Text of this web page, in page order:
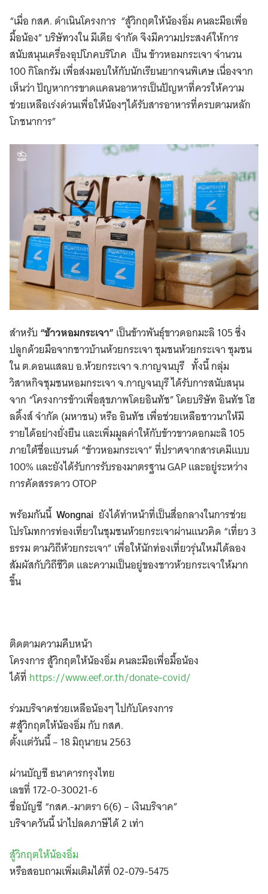
“เมื่อ กสศ. ดำเนินโครงการ “สู้วิกฤตให้น้องอิ่ม คนละมือเพื่อ
มื้อน้อง” บริษัทวงใน มีเดีย จำกัด จึงมีความประสงค์ให้การ
สนับสนุนเครื่องอุปโภคบริโภค เป็น ข้าวหอมกระเจา จำนวน
100 กิโลกรัม เพื่อส่งมอบให้กับนักเรียนยากจนพิเศษ เนื่องจาก
เห็นว่า ปัญหาการขาดแคลนอาหารเป็นปัญหาที่ควรให้ความ
ช่วยเหลือเร่งด่วนเพื่อให้น้องๆได้รับสารอาหารที่ครบตามหลัก
โภชนาการ”
สำหรับ “ข้าวหอมกระเจา” เป็นข้าวพันธุ์ขาวดอกมะลิ 105 ซึ่ง
ปลูกด้วยมือจากชาวบ้านห้วยกระเจา ชุมชนห้วยกระเจา ชุมชน
ใน ต.ดอนแสลบ อ.ห้วยกระเจา จ.กาญจนบุรี ทั้งนี้ กลุ่ม
วิสาหกิจชุมชนหอมกระเจา จ.กาญจนบุรี ได้รับการสนับสนุน
จาก “โครงการข้าวเพื่อสุขภาพโดยอินทัช” โดยบริษัท อินทัช โฮ
ลดิ้งส์ จำกัด (มหาชน) หรือ อินทัช เพื่อช่วยเหลือชาวนาให้มี
รายได้อย่างยั่งยืน และเพิ่มมูลค่าให้กับข้าวขาวดอกมะลิ 105
ภายใต้ชื่อแบรนด์ “ข้าวหอมกระเจา” ที่ปราศจากสารเคมีแบบ
100% และยังได้รับการรับรองมาตรฐาน GAP และอยู่ระหว่าง
การคัดสรรดาว OTOP
พร้อมกันนี้ Wongnai ยังได้ทำหน้าที่เป็นสื่อกลางในการช่วย
โปรโมทการท่องเที่ยวในชุมชนห้วยกระเจาผ่านแนวคิด “เที่ยว 3
ธรรม ตามวิถีห้วยกระเจา” เพื่อให้นักท่องเที่ยวรุ่นใหม่ได้ลอง
สัมผัสกับวิถีชีวิต และความเป็นอยู่ของชาวห้วยกระเจาให้มาก
ขึ้น
ติดตามความคืบหน้า
โครงการ สู้วิกฤตให้น้องอิ่ม คนละมือเพื่อมื้อน้อง
ได้ที่ https://www.eef.or.th/donate-covid/
ร่วมบริจาคช่วยเหลือน้องๆ ไปกับโครงการ
#สู้วิกฤตให้น้องอิ่ม กับ กสศ.
ตั้งแต่วันนี้ – 18 มิถุนายน 2563
ผ่านบัญชี ธนาคารกรุงไทย
เลขที่ 172-0-30021-6
ชื่อบัญชี “กสศ.-มาตรา 6(6) – เงินบริจาค”
บริจาควันนี้ นำไปลดภาษีได้ 2 เท่า
สู้วิกฤตให้น้องอิ่ม
หรือสอบถามเพิ่มเติมได้ที่ 02-079-5475